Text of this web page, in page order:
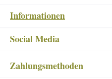
Informationen
Social Media
Zahlungsmethoden